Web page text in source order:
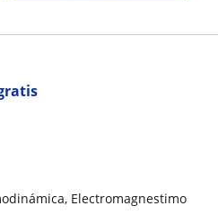
Electromagnestimo